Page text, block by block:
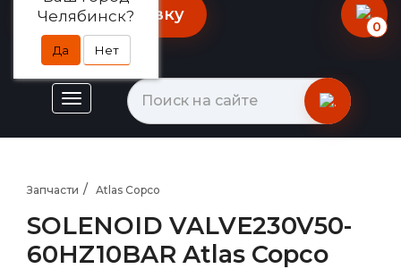
Челябинск?
Да Нет
Оставить заявку
0
Запчасти Atlas Copco
SOLENOID VALVE230V50-
60HZ10BAR Atlas Copco